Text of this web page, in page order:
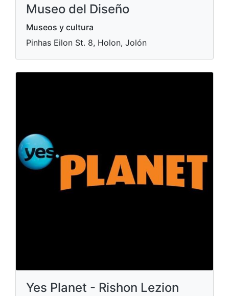
Museo del Diseño
Museos y cultura
Pinhas Eilon St. 8, Holon, Jolón
Yes Planet - Rishon Lezion